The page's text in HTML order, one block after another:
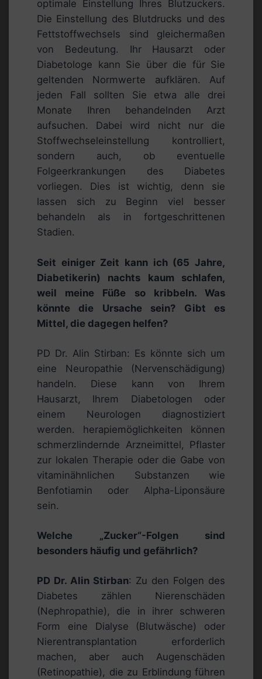
optimale Einstellung Ihres Blutzuckers.
Die Einstellung des Blutdrucks und des
Fettstoffwechsels sind gleichermaßen
von Bedeutung. Ihr Hausarzt oder
Diabetologe kann Sie über die für Sie
geltenden Normwerte aufklären. Auf
jeden Fall sollten Sie etwa alle drei
Monate Ihren behandelnden Arzt
aufsuchen. Dabei wird nicht nur die
Stoffwechseleinstellung kontrolliert,
sondern auch, ob eventuelle
Folgeerkrankungen des Diabetes
vorliegen. Dies ist wichtig, denn sie
lassen sich zu Beginn viel besser
behandeln als in fortgeschrittenen
Stadien.
Seit einiger Zeit kann ich (65 Jahre,
Diabetikerin) nachts kaum schlafen,
weil meine Füße so kribbeln. Was
könnte die Ursache sein? Gibt es
Mittel, die dagegen helfen?
PD Dr. Alin Stirban: Es könnte sich um
eine Neuropathie (Nervenschädigung)
handeln. Diese kann von Ihrem
Hausarzt, Ihrem Diabetologen oder
einem Neurologen diagnostiziert
werden. herapiemöglichkeiten können
schmerzlindernde Arzneimittel, Pflaster
zur lokalen Therapie oder die Gabe von
vitaminähnlichen Substanzen wie
Benfotiamin oder Alpha-Liponsäure
sein.
Welche „Zucker“-Folgen sind
besonders häufig und gefährlich?
PD Dr. Alin Stirban: Zu den Folgen des
Diabetes zählen Nierenschäden
(Nephropathie), die in ihrer schweren
Form eine Dialyse (Blutwäsche) oder
Nierentransplantation erforderlich
machen, aber auch Augenschäden
(Retinopathie), die zu Erblindung führen